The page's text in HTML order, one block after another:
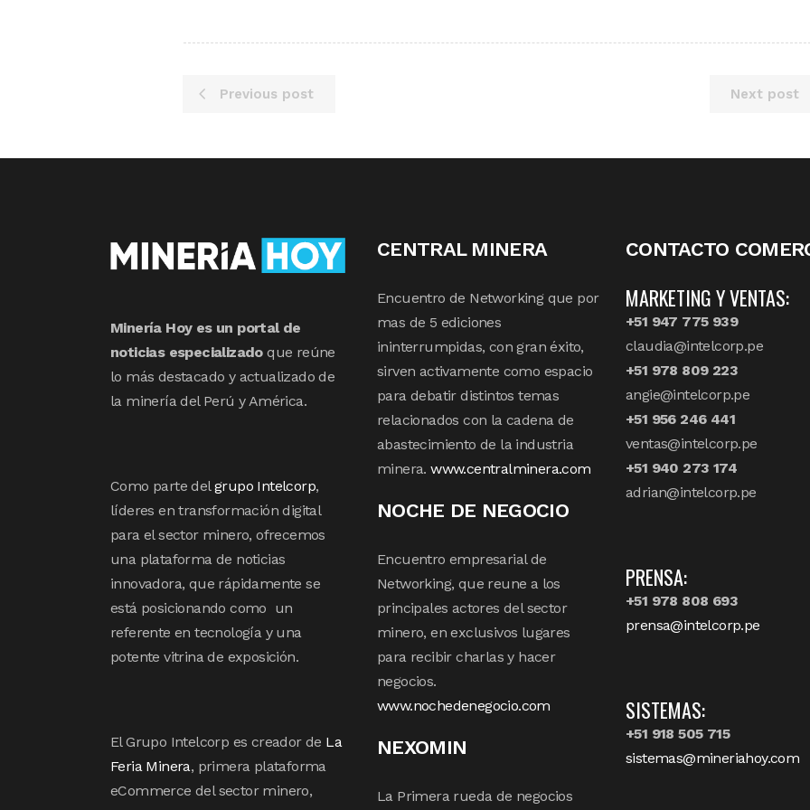
Previous post Next post
Minería Hoy es un portal de
noticias especializadoque reúne
lo más destacado y actualizado de
la minería del Perú y América.
Como parte delgrupo Intelcorp,
líderes en transformación digital
para el sector minero, ofrecemos
una plataforma de noticias
innovadora, que rápidamente se
está posicionando como un
referente en tecnología y una
potente vitrina de exposición.
El Grupo Intelcorp es creador de La
Feria Minera, primera plataforma
eCommerce del sector minero,
CENTRAL MINERA
Encuentro de Networking que por
mas de 5 ediciones
ininterrumpidas, con gran éxito,
sirven activamente como espacio
para debatir distintos temas
relacionados con la cadena de
abastecimiento de la industria
minera.www.centralminera.com
NOCHE DE NEGOCIO
Encuentro empresarial de
Networking, que reune a los
principales actores del sector
minero, en exclusivos lugares
para recibir charlas y hacer
negocios.
www.nochedenegocio.com
NEXOMIN
La Primera rueda de negocios
CONTACTO
MARKETING Y VENTAS:
+51 947 775 939
claudia@intelcorp.pe
+51 978 809 223
angie@intelcorp.pe
+51 956 246 441
ventas@intelcorp.pe
+51 940 273 174
adrian@intelcorp.pe
PRENSA:
+51 978 808 693
prensa@intelcorp.pe
SISTEMAS:
+51 918 505 715
sistemas@mineriahoy.com